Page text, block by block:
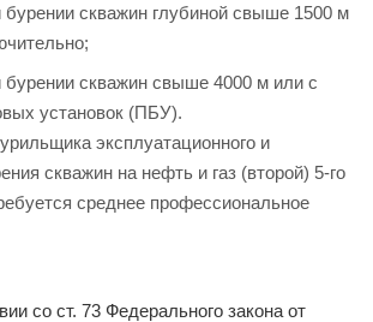
бурении скважин глубиной свыше 1500 м
бурении скважин свыше 4000 м или с
установок (ПБУ).
эксплуатационного и
скважин на нефть и газ (второй) 5-го
среднее профессиональное
со ст. 73 Федерального закона от